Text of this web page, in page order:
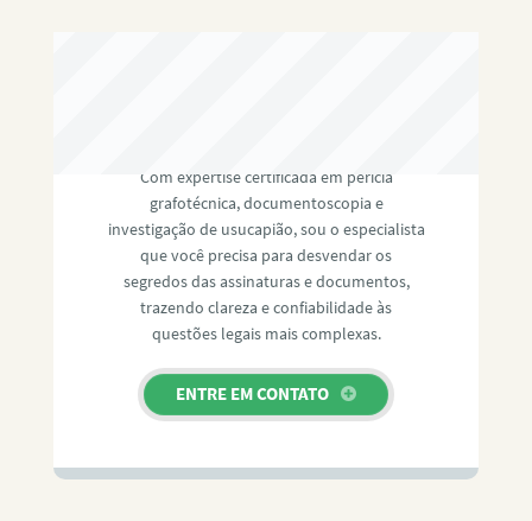
Com expertise certificada em perícia
grafotécnica, documentoscopia e
investigação de usucapião, sou o especialista
que você precisa para desvendar os
segredos das assinaturas e documentos,
trazendo clareza e confiabilidade às
questões legais mais complexas.
ENTRE EM CONTATO